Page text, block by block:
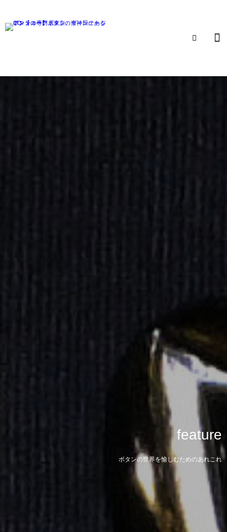
feature
ボタンの世界を愉しむためのあれこれ